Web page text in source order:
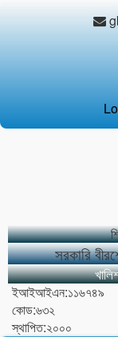
সরকারি
ইআইআইএন:১১৬৭৪৯
কোড:৬৩২
স্থাপিত:২০০০